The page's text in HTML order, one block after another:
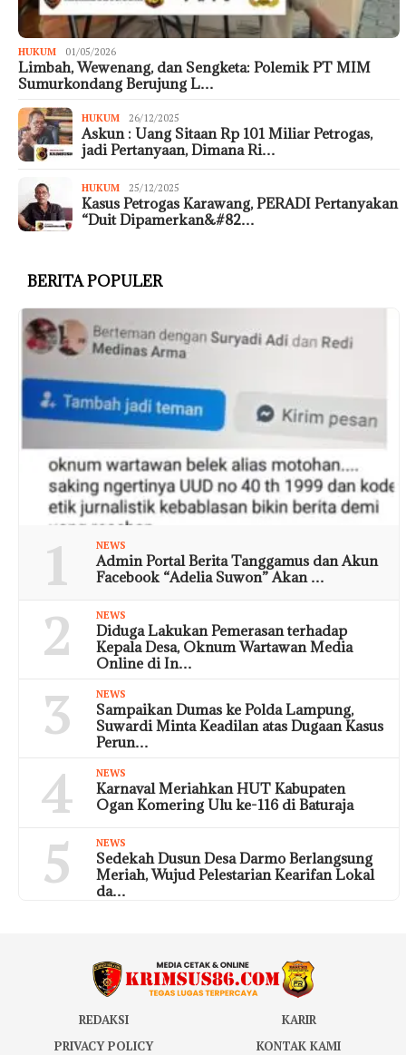
HUKUM 01/05/2026
Limbah, Wewenang, dan Sengketa: Polemik PT MIM
Sumurkondang Berujung L…
HUKUM 26/12/2025
Askun : Uang Sitaan Rp 101 Miliar Petrogas,
jadi Pertanyaan, Dimana Ri…
HUKUM 25/12/2025
Kasus Petrogas Karawang, PERADI Pertanyakan
“Duit Dipamerkan&#82…
BERITA POPULER
1 NEWS
Admin Portal Berita Tanggamus dan Akun
Facebook “Adelia Suwon” Akan …
2 NEWS
Diduga Lakukan Pemerasan terhadap
Kepala Desa, Oknum Wartawan Media
Online di In…
3 NEWS
Sampaikan Dumas ke Polda Lampung,
Suwardi Minta Keadilan atas Dugaan Kasus
Perun…
4 NEWS
Karnaval Meriahkan HUT Kabupaten
Ogan Komering Ulu ke-116 di Baturaja
5 NEWS
Sedekah Dusun Desa Darmo Berlangsung
Meriah, Wujud Pelestarian Kearifan Lokal
da…
REDAKSI
KARIR
PRIVACY POLICY
KONTAK KAMI